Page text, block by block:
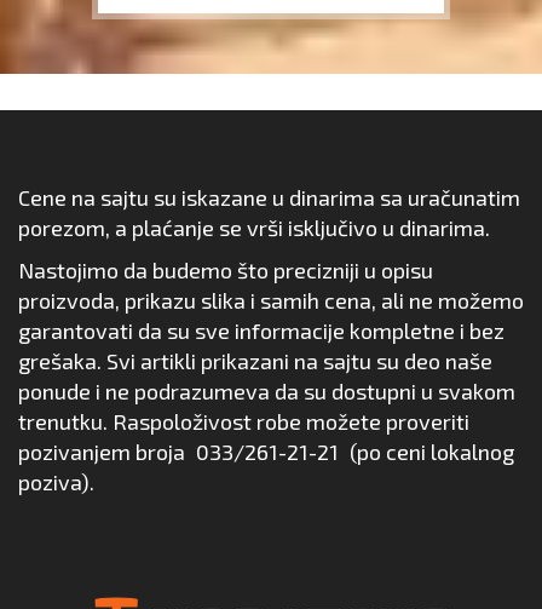
Cene na sajtu su iskazane u dinarima sa uračunatim
porezom, a plaćanje se vrši isključivo u dinarima.
Nastojimo da budemo što precizniji u opisu
proizvoda, prikazu slika i samih cena, ali ne možemo
garantovati da su sve informacije kompletne i bez
grešaka. Svi artikli prikazani na sajtu su deo naše
ponude i ne podrazumeva da su dostupni u svakom
trenutku. Raspoloživost robe možete proveriti
pozivanjem broja 033/261-21-21 (po ceni lokalnog
poziva).